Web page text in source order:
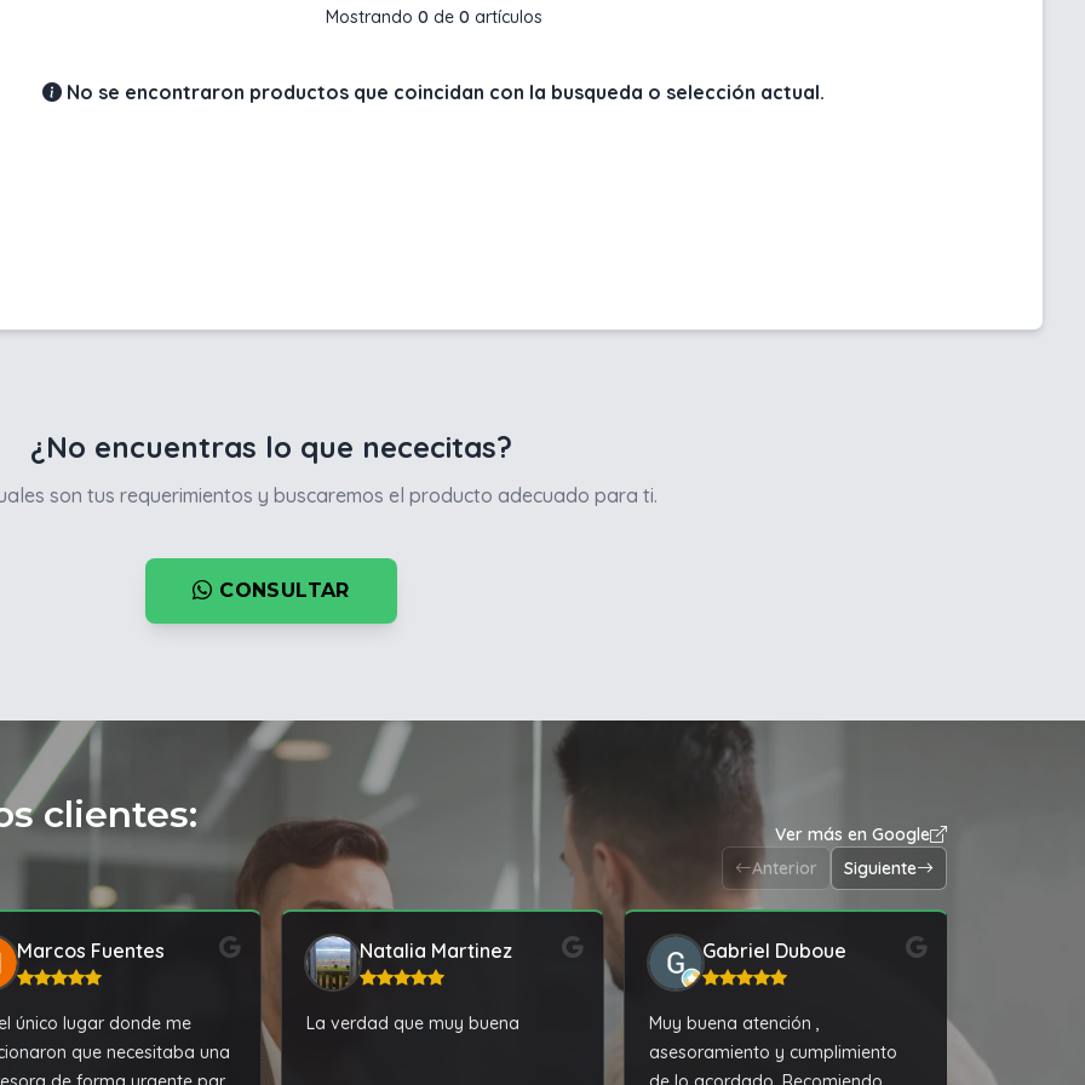
Mostrando 0 de 0 artículos
No se encontraron productos que coincidan con la busqueda o selección actual.
¿No encuentras lo que nececitas?
son tus requerimientos y buscaremos el producto adecuado para ti.
CONSULTAR
clientes:
Ver más en Google
Anterior
Siguiente
Marcos Fuentes
único lugar donde me
que necesitaba una
Natalia Martinez
La verdad que muy buena
Gabriel Duboue
Muy buena atención ,
asesoramiento y cumplimiento